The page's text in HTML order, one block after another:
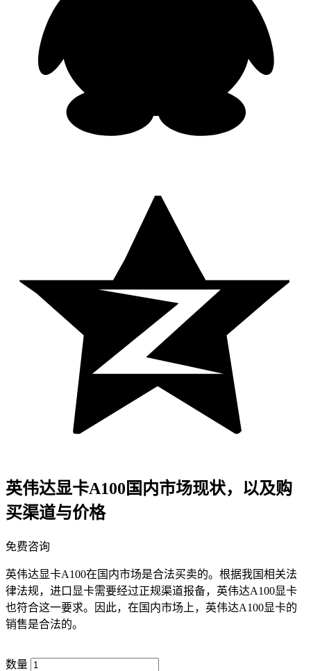
英伟达显卡A100国内市场现状，以及购
买渠道与价格
免费咨询
英伟达显卡A100在国内市场是合法买卖的。根据我国相关法
律法规，进口显卡需要经过正规渠道报备，英伟达A100显卡
也符合这一要求。因此，在国内市场上，英伟达A100显卡的
销售是合法的。
数量